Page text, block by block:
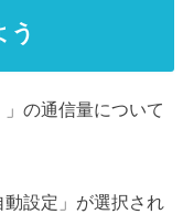
う
の通信量について
動設定」が選択され